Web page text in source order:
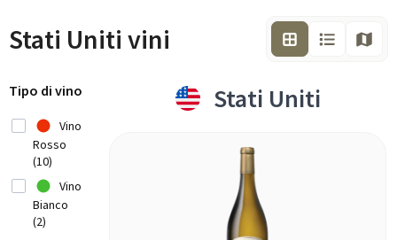
Stati Uniti vini
Tipo di vino
Vino
Rosso
(10)
Vino
Bianco
(2)
Stati Uniti